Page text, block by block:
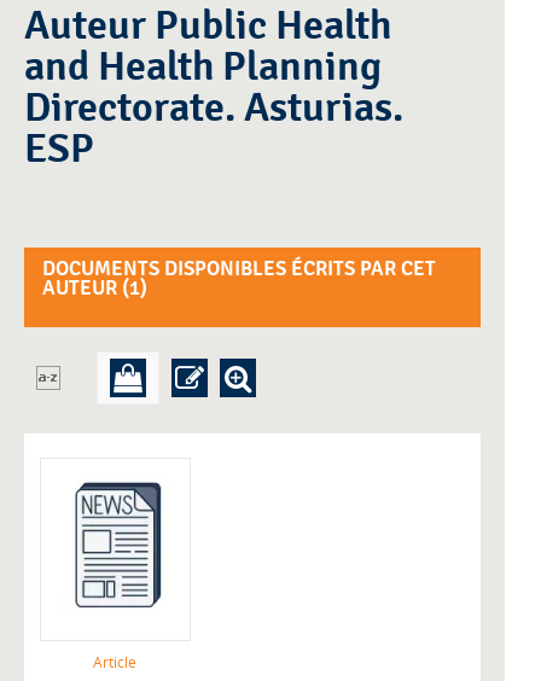
Auteur Public Health
and Health Planning
Directorate. Asturias.
ESP
DOCUMENTS DISPONIBLES ÉCRITS PAR CET
AUTEUR (1)
Article